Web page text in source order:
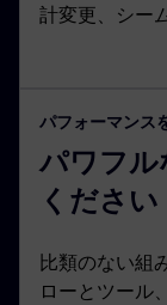
計変更、シー
パフォーマンス
パワフル
ください
比類のない組
ローとツール